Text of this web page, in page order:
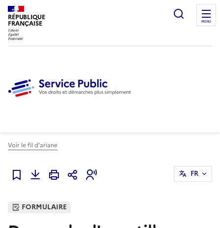
RÉPUBLIQUE
FRANÇAISE
Ouvrir
MENU
Voir le fil d'ariane
Ajouter à mes favoris
FR
FORMULAIRE